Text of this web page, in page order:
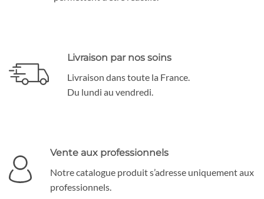
Livraison par nos soins
Livraison dans toute la France.
Du lundi au vendredi.
Vente aux professionnels
Notre catalogue produit s’adresse uniquement aux
professionnels.